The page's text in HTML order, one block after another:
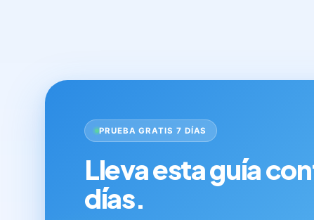
PRUEBA GRATIS 7 DÍAS
Lleva esta guía
días.